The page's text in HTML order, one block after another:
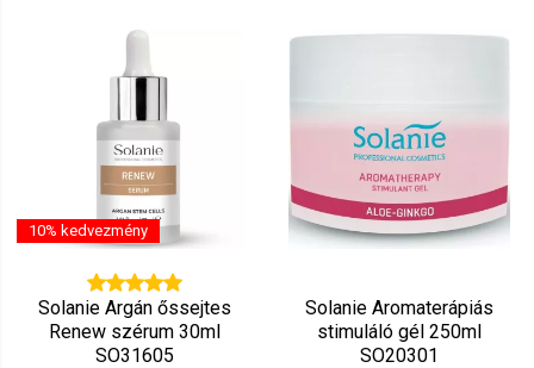
10% kedvezmény
Solanie Argán őssejtes
Renew szérum 30ml
SO31605
Solanie Aromaterápiás
stimuláló gél 250ml
SO20301